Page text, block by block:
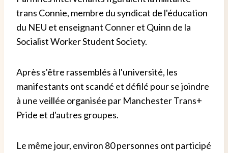
trans Connie, membre du syndicat de l'éducation
du NEU et enseignant Conner et Quinn de la
Socialist Worker Student Society.
Après s'être rassemblés à l'université, les
manifestants ont scandé et défilé pour se joindre
à une veillée organisée par Manchester Trans+
Pride et d'autres groupes.
Le même jour, environ 80 personnes ont participé